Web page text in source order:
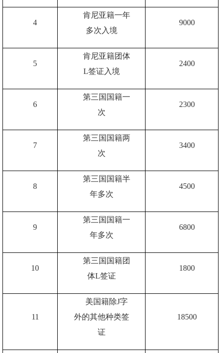
4
肯尼亚籍一年
多次入境
9000
5
肯尼亚籍团体
L签证入境
2400
6
第三国国籍一
次
2300
7
第三国国籍两
次
3400
8
第三国国籍半
年多次
4500
9
第三国国籍一
年多次
6800
10
第三国国籍团
体L签证
1800
11
美国籍除J字
外的其他种类签
证
18500